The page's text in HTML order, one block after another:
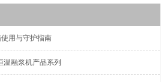
使用与守护指南
温融浆机产品系列